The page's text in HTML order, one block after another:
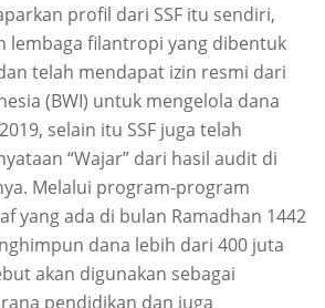
profil dari SSF itu sendiri,
lembaga filantropi yang dibentuk
telah mendapat izin resmi dari
(BWI) untuk mengelola dana
selain itu SSF juga telah
“Wajar” dari hasil audit di
Melalui program-program
yang ada di bulan Ramadhan 1442
dana lebih dari 400 juta
akan digunakan sebagai
pendidikan dan juga